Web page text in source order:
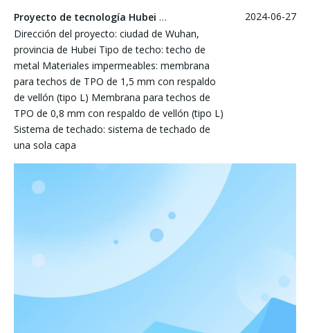
Proyecto de tecnología Hubei Wuhan Rixin
Dirección del proyecto: ciudad de Wuhan,
provincia de Hubei Tipo de techo: techo de
metal Materiales impermeables: membrana
para techos de TPO de 1,5 mm con respaldo
de vellón (tipo L) Membrana para techos de
TPO de 0,8 mm con respaldo de vellón (tipo L)
Sistema de techado: sistema de techado de
una sola capa
2024-06-27